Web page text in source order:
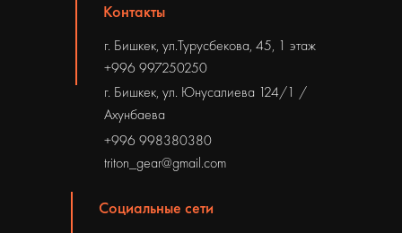
Контакты
г. Бишкек, ул.Турусбекова, 45, 1 этаж
г. Бишкек, ул. Юнусалиева 124/1 /
Ахунбаева
+996 998380380
triton_gear@gmail.com
+996 997250250
Социальные сети